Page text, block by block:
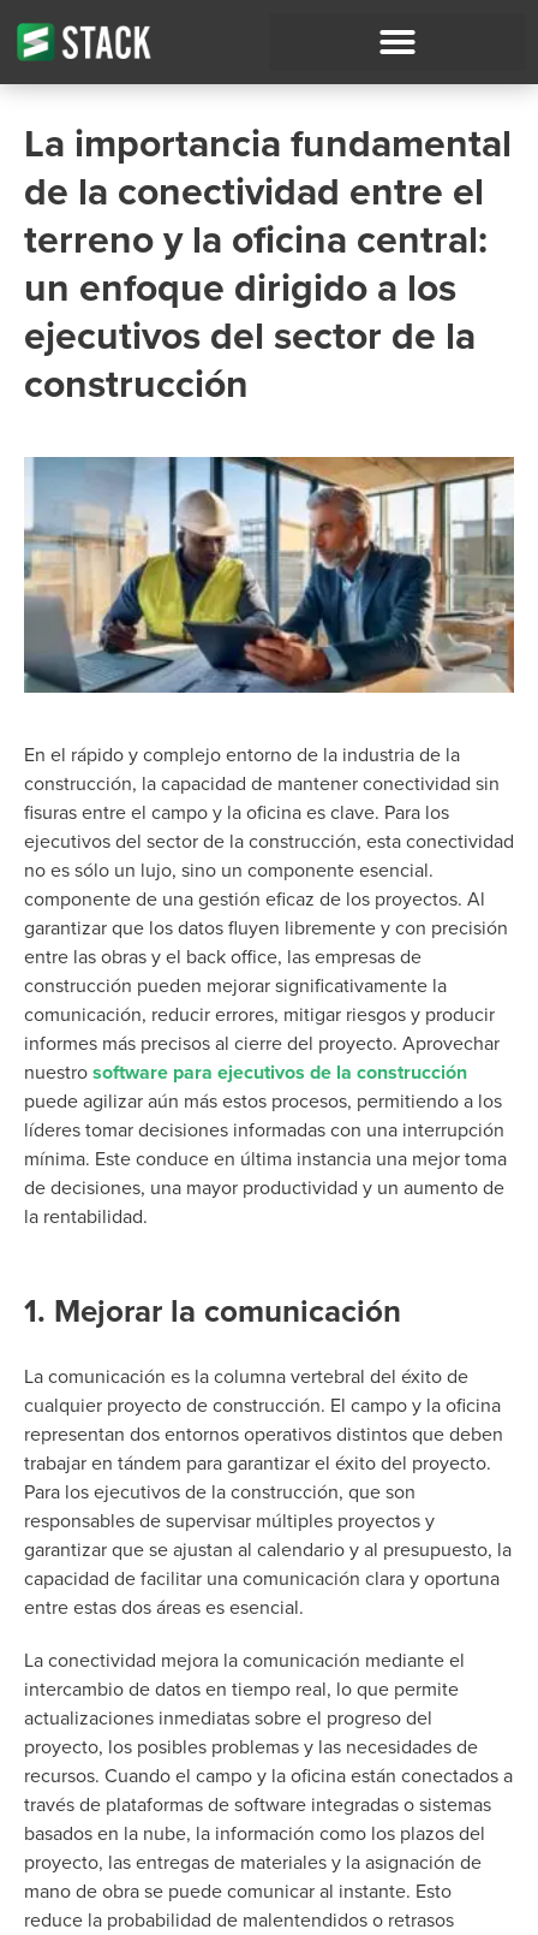
La importancia fundamental
de la conectividad entre el
terreno y la oficina central:
un enfoque dirigido a los
ejecutivos del sector de la
construcción
En el rápido y complejo entorno de la industria de la
construcción, la capacidad de mantener conectividad sin
fisuras entre el campo y la oficina es clave. Para los
ejecutivos del sector de la construcción, esta conectividad
no es sólo un lujo, sino un componente esencial.
componente de una gestión eficaz de los proyectos. Al
garantizar que los datos fluyen libremente y con precisión
entre las obras y el back office, las empresas de
construcción pueden mejorar significativamente la
comunicación, reducir errores, mitigar riesgos y producir
informes más precisos al cierre del proyecto. Aprovechar
nuestro software para ejecutivos de la construcción
puede agilizar aún más estos procesos, permitiendo a los
líderes tomar decisiones informadas con una interrupción
mínima. Este conduce en última instancia una mejor toma
de decisiones, una mayor productividad y un aumento de
la rentabilidad.
1. Mejorar la comunicación
La comunicación es la columna vertebral del éxito de
cualquier proyecto de construcción. El campo y la oficina
representan dos entornos operativos distintos que deben
trabajar en tándem para garantizar el éxito del proyecto.
Para los ejecutivos de la construcción, que son
responsables de supervisar múltiples proyectos y
garantizar que se ajustan al calendario y al presupuesto, la
capacidad de facilitar una comunicación clara y oportuna
entre estas dos áreas es esencial.
La conectividad mejora la comunicación mediante el
intercambio de datos en tiempo real, lo que permite
actualizaciones inmediatas sobre el progreso del
proyecto, los posibles problemas y las necesidades de
recursos. Cuando el campo y la oficina están conectados a
través de plataformas de software integradas o sistemas
basados en la nube, la información como los plazos del
proyecto, las entregas de materiales y la asignación de
mano de obra se puede comunicar al instante. Esto
reduce la probabilidad de malentendidos o retrasos